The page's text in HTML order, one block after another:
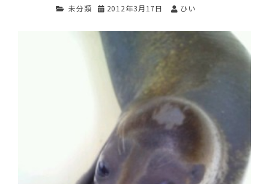
未分類 2012年3月17日 ひい